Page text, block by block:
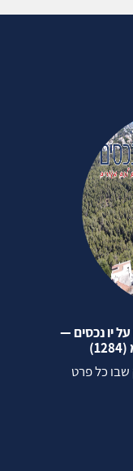
יו נכסים —
שבו כל פרט